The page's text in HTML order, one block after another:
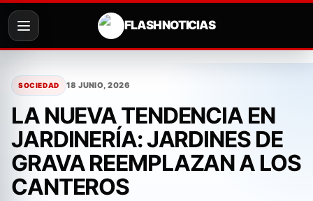
contenido
FLASH NOTICIAS
SOCIEDAD 18 JUNIO, 2026
LA NUEVA TENDENCIA EN
JARDINERÍA: JARDINES DE
GRAVA REEMPLAZAN A LOS
CANTEROS